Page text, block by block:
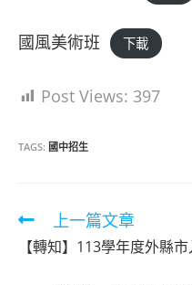
國風美術班 下載
Post Views: 397
TAGS: 國中招生
Read
more
上一篇文章
【轉知】113學年度外縣